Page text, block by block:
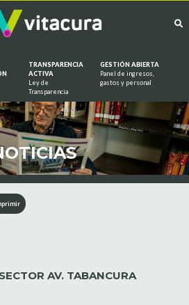
TRANSPARENCIA
ACTIVA
Ley de
Transparencia
GESTIÓN ABIERTA
Panel de ingresos,
gastos y personal
AV. TABANCURA